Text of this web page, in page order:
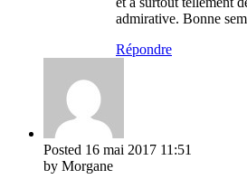
admirative. Bonne
Répondre
Posted 16 mai 2017 11:51
by Morgane